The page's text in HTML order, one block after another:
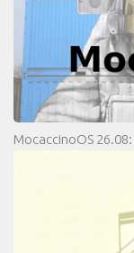
MocaccinoOS